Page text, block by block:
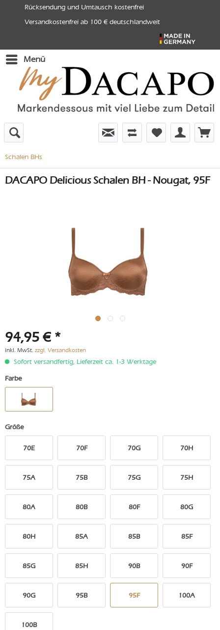
Rücksendung und Umtausch kostenfrei
Versandkostenfrei ab 100 € deutschlandweit
Menü
Schalen BHs
DACAPO Delicious Schalen BH - Nougat, 95F
94,95 € *
inkl. MwSt. zzgl. Versandkosten
Sofort versandfertig, Lieferzeit ca. 1-3 Werktage
Farbe
Größe
70E 70F 70G 70H
75A 75B 75G 75H
80A 80B 80F 80G
80H 85A 85B 85F
85G 85H 90B 90F
90G 95B 95F 100A
100B